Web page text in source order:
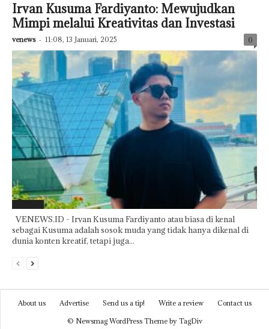
Irvan Kusuma Fardiyanto: Mewujudkan
Mimpi melalui Kreativitas dan Investasi
venews - 11:08, 13 Januari, 2025 0
VENEWS.ID - Irvan Kusuma Fardiyanto atau biasa di kenal
sebagai Kusuma adalah sosok muda yang tidak hanya dikenal di
dunia konten kreatif, tetapi juga...
About us Advertise Send us a tip! Write a review
Contact us
© Newsmag WordPress Theme by TagDiv